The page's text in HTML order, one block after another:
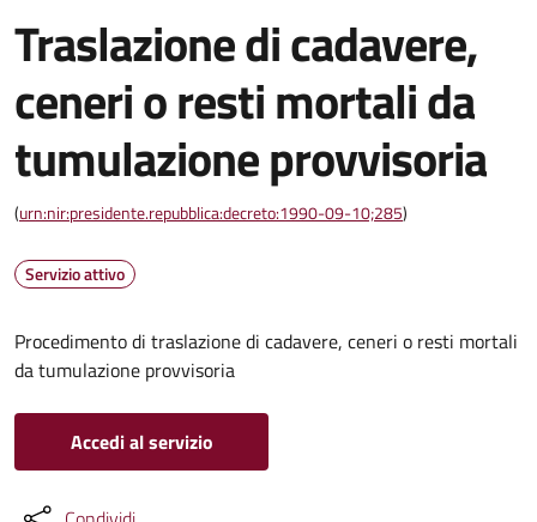
Traslazione di cadavere,
ceneri o resti mortali da
tumulazione provvisoria
(urn:nir:presidente.repubblica:decreto:1990-09-10;285)
Servizio attivo
Procedimento di traslazione di cadavere, ceneri o resti mortali
da tumulazione provvisoria
Accedi al servizio